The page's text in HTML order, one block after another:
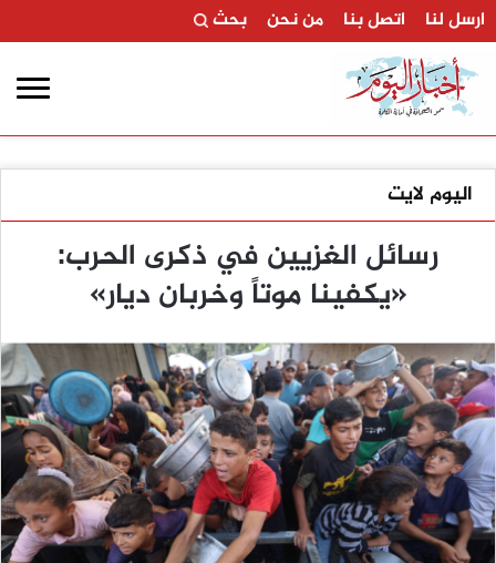
ارسل لنا اتصل بنا من نحن بحث
اليوم لايت
رسائل الغزيين في ذكرى الحرب:
«يكفينا موتاً وخربان ديار»